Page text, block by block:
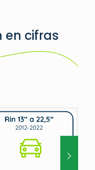
en cifras